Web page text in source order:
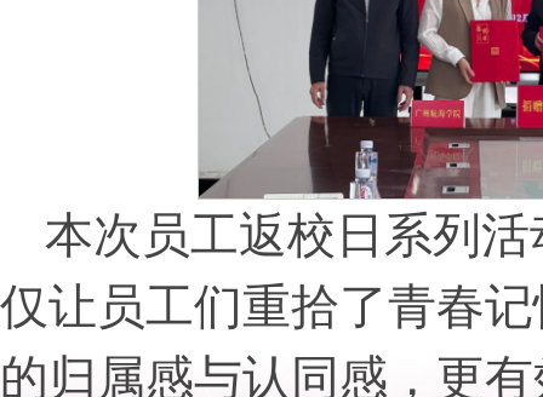
本次员工返校日系列
仅让员工们重拾了青春
的归属感与认同感，更